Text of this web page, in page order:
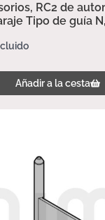
RC2 de
Tipo de guía
Añadir a la cesta